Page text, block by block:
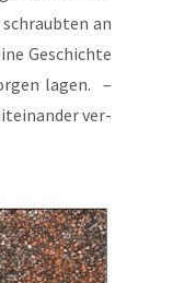
an
Geschich­te
lagen. –
ver­